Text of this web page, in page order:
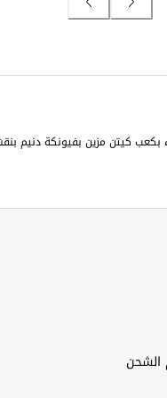
بكعب كيتن مزين بفيونكة دنيم
الشحن